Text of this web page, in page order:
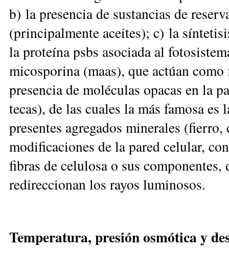
b) la presencia de sustancias de
(principalmente aceites); c) la
la proteína psbs asociada al
micosporina (maas), que actúan
presencia de moléculas opacas en la
tecas), de las cuales la más famosa
presentes agregados minerales
modificaciones de la pared celular,
fibras de celulosa o sus
redireccionan los rayos luminosos.
Temperatura, presión osmótica y